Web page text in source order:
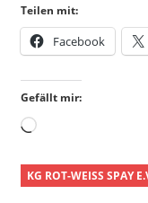
Teilen mit:
Facebook
Gefällt mir:
Wird
KG ROT-WEISS SPAY